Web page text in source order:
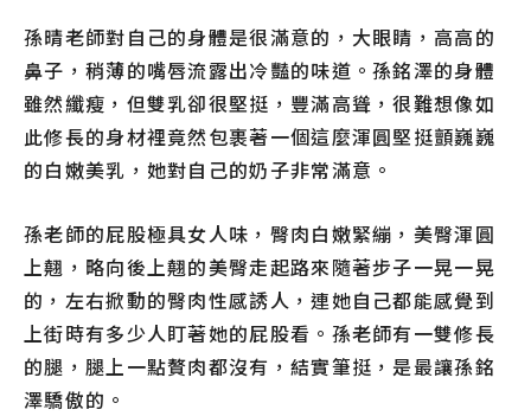
孫晴老師對自己的身體是很滿意的，大眼睛，高高的
鼻子，稍薄的嘴唇流露出冷豔的味道。孫銘澤的身體
雖然纖瘦，但雙乳卻很堅挺，豐滿高聳，很難想像如
此修長的身材裡竟然包裹著一個這麼渾圓堅挺顫巍巍
的白嫩美乳，她對自己的奶子非常滿意。
孫老師的屁股極具女人味，臀肉白嫩緊繃，美臀渾圓
上翹，略向後上翹的美臀走起路來隨著步子一晃一晃
的，左右掀動的臀肉性感誘人，連她自己都能感覺到
上街時有多少人盯著她的屁股看。孫老師有一雙修長
的腿，腿上一點贅肉都沒有，結實筆挺，是最讓孫銘
澤驕傲的。